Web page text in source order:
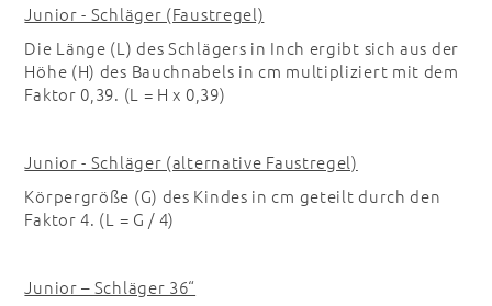
Junior - Schläger (Faustregel)
Die Länge (L) des Schlägers in Inch ergibt sich aus der
Höhe (H) des Bauchnabels in cm multipliziert mit dem
Faktor 0,39. (L = H x 0,39)
Junior - Schläger (alternative Faustregel)
Körpergröße (G) des Kindes in cm geteilt durch den
Faktor 4. (L = G / 4)
Junior – Schläger 36“